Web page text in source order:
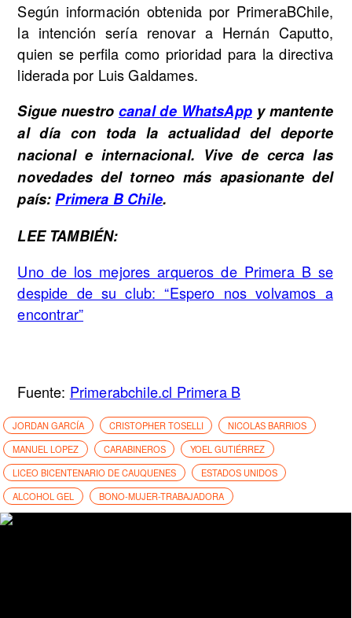
Según información obtenida por PrimeraBChile,
la intención sería renovar a Hernán Caputto,
quien se perfila como prioridad para la directiva
liderada por Luis Galdames.
Sigue nuestro canal de WhatsAppy mantente
al día con toda la actualidad del deporte
nacional e internacional. Vive de cerca las
novedades del torneo más apasionante del
país:Primera B Chile.
LEE TAMBIÉN:
Uno de los mejores arqueros de Primera B se
despide de su club: “Espero nos volvamos a
encontrar”
Fuente: Primerabchile.cl Primera B
JORDAN GARCÍA CRISTOPHER TOSELLI
NICOLAS BARRIOS
MANUEL LOPEZ
CARABINEROS
YOEL GUTIÉRREZ
LICEO BICENTENARIO DE CAUQUENES
ESTADOS UNIDOS
ALCOHOL GEL
BONO-MUJER-TRABAJADORA